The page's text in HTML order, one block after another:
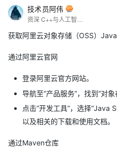
技术员阿伟
获取阿里云对象存储（OSS）
通过阿里云官网
登录阿里云官方网站。
导航至“产品服务”，找到“对
点击“开发工具”，选择“Java
以及相关的下载和使用文档。
通过Maven仓库